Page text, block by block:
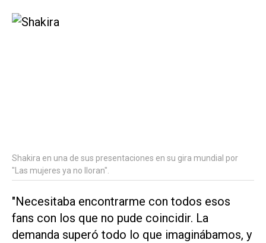
Shakira en una de sus presentaciones en su gira mundial por
"Las mujeres ya no lloran".
"Necesitaba encontrarme con todos esos
fans con los que no pude coincidir. La
demanda superó todo lo que imaginábamos, y